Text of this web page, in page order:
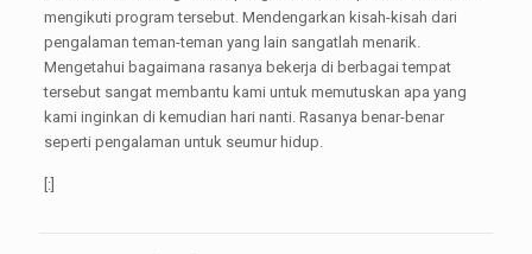
mengikuti program tersebut. Mendengarkan kisah-kisah dari
pengalaman teman-teman yang lain sangatlah menarik.
Mengetahui bagaimana rasanya bekerja di berbagai tempat
tersebut sangat membantu kami untuk memutuskan apa yang
kami inginkan di kemudian hari nanti. Rasanya benar-benar
seperti pengalaman untuk seumur hidup.
[:]